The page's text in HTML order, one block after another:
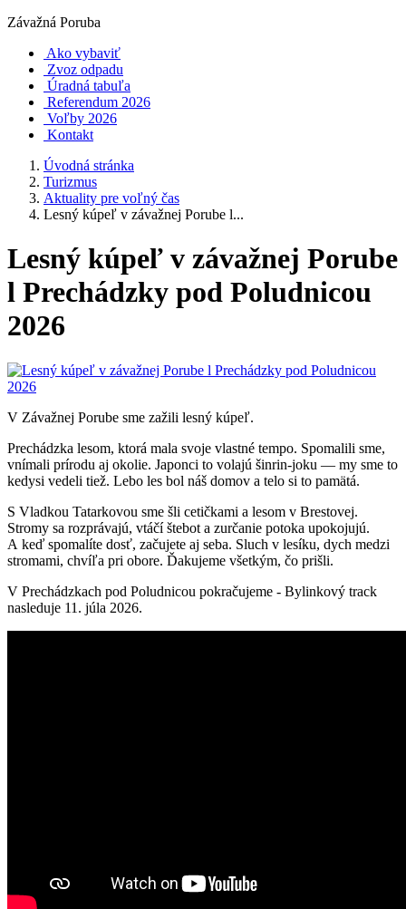
Závažná Poruba
Ako vybaviť
Zvoz odpadu
Úradná tabuľa
Referendum 2026
Voľby 2026
Kontakt
Úvodná stránka
Turizmus
Aktuality pre voľný čas
Lesný kúpeľ v závažnej Porube l...
Lesný kúpeľ v závažnej Porube
l Prechádzky pod Poludnicou
2026
V Závažnej Porube sme zažili lesný kúpeľ.
Prechádzka lesom, ktorá mala svoje vlastné tempo. Spomalili sme,
vnímali prírodu aj okolie. Japonci to volajú šinrin-joku — my sme to
kedysi vedeli tiež. Lebo les bol náš domov a telo si to pamätá.
S Vladkou Tatarkovou sme šli cetičkami a lesom v Brestovej.
Stromy sa rozprávajú, vtáčí štebot a zurčanie potoka upokojujú.
A keď spomalíte dosť, začujete aj seba. Sluch v lesíku, dych medzi
stromami, chvíľa pri obore. Ďakujeme všetkým, čo prišli.
V Prechádzkach pod Poludnicou pokračujeme - Bylinkový track
nasleduje 11. júla 2026.